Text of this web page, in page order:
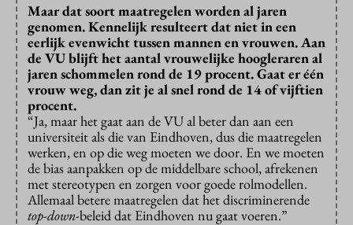
Maar dat soort maatregelen worden al jaren
genomen. Kennelijk resulteert dat niet in een
eerlijk evenwicht tussen mannen en vrouwen. Aan
de VU blijft het aantal vrouwelijke hoogleraren al
jaren schommelen rond de 19 procent. Gaat er één
vrouw weg, dan zit je al snel rond de 14 of vijftien
procent.
“Ja, maar het gaat aan de VU al beter dan aan een
universiteit als die van Eindhoven, dus die maatregelen
werken, en op die weg moeten we door. En we moeten
de bias aanpakken op de middelbare school, afrekenen
met stereotypen en zorgen voor goede rolmodellen.
Allemaal betere maatregelen dat het discriminerende
top-down-beleid dat Eindhoven nu gaat voeren.”